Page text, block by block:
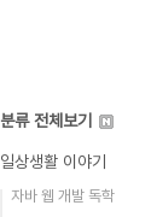
분류 전체보기
일상생활 이야기
자바 웹 개발 독학